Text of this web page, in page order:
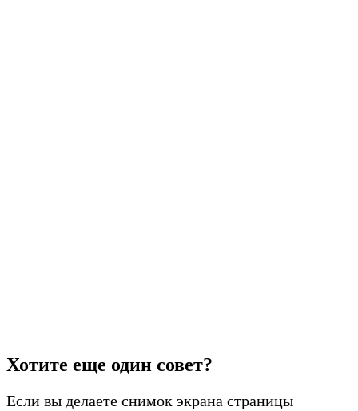
Хотите еще один совет?
Если вы делаете снимок экрана страницы